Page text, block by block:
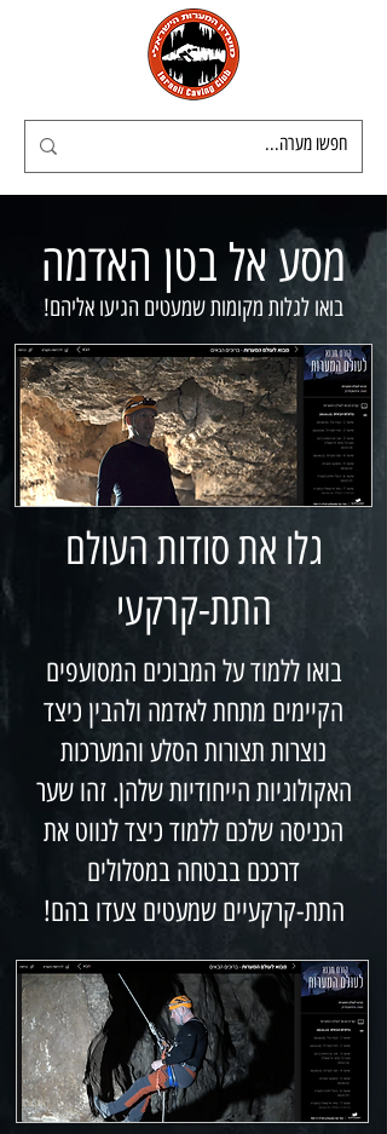
מסע אל בטן האדמה
בואו לגלות מקומות שמעטים הגיעו אליהם!
גלו את סודות העולם
התת-קרקעי
בואו ללמוד על המבוכים המסועפים
הקיימים מתחת לאדמה ולהבין כיצד
נוצרות תצורות הסלע והמערכות
האקולוגיות הייחודיות שלהן. זהו שער
הכניסה שלכם ללמוד כיצד לנווט את
דרככם בבטחה במסלולים
התת-קרקעיים שמעטים צעדו בהם!